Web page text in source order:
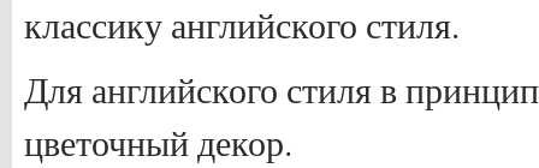
классику английского стиля.
Для английского стиля в
цветочный декор.